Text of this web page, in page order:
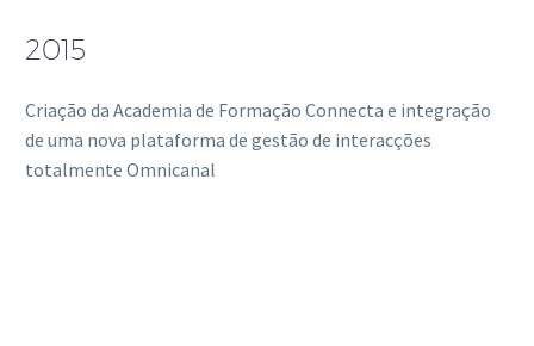
2015
Criação da Academia de Formação Connecta e integração
de uma nova plataforma de gestão de interacções
totalmente Omnicanal